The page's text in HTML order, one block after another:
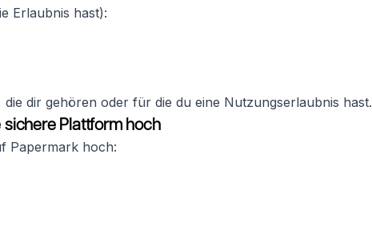
Erlaubnis hast):
dir gehören oder für die du eine Nutzungserlaubnis hast.
Plattform hoch
Papermark hoch: